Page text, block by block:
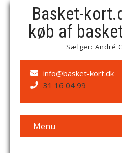
Basket-
køb af
Sælger: André
info@basket-kort.dk
31 16 04 99
Menu